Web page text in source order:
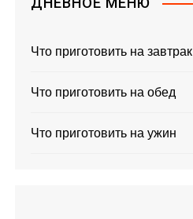
Что приготовить на завтрак
Что приготовить на обед
Что приготовить на ужин